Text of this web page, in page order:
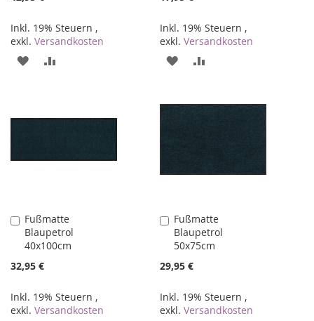
Inkl. 19% Steuern ,
exkl. Versandkosten
ZUR
Inkl. 19% Steuern ,
exkl.Versandkosten
ZUR
HINZUFÜGEN
HINZUFÜGEN
Fußmatte
Blaupetrol
40x100cm
32,95 €
Inkl. 19% Steuern ,
exkl. Versandkosten
In
den
Warenkorb
Fußmatte
Blaupetrol
50x75cm
29,95 €
Inkl. 19% Steuern ,
exkl.Versandkosten
In
den
Warenkorb